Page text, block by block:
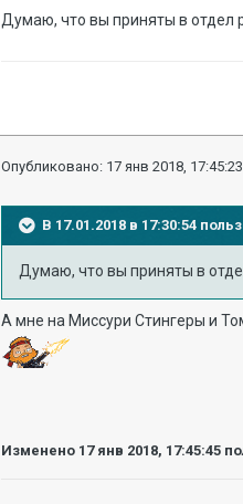
Думаю, что вы приняты в отдел
Опубликовано: 17 янв 2018, 17:45:23
В 17.01.2018 в 17:30:54
Думаю, что вы приняты в
А мне на Миссури Стингеры и
Изменено 17 янв 2018, 17:45:45